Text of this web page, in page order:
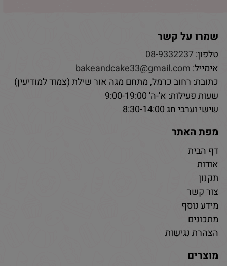
שמרו על קשר
טלפון:08-9332237
אימייל: bakeandcake33@gmail.com
כתובת: רחוב כרמל, מתחם מגה אור שילת (צמוד למודיעין)
שעות פעילות: א'-ה' 9:00-19:00
שישי וערבי חג 8:30-14:00
מפת האתר
דף הבית
אודות
תקנון
צור קשר
מידע נוסף
מתכונים
הצהרת נגישות
מוצרים